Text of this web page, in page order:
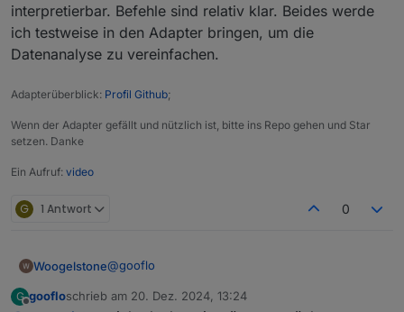
interpretierbar. Befehle sind relativ klar. Beides werde
ich testweise in den Adapter bringen, um die
Datenanalyse zu vereinfachen.
Adapterüberblick: Profil Github;
Wenn der Adapter gefällt und nützlich ist, bitte ins Repo gehen und Star
setzen. Danke
Ein Aufruf: video
G 1 Antwort 0
Woogelstone@gooflo
ich habe ja den Powerstream und als Akku den
G goofloschrieb am 20. Dez. 2024, 13:24
zuletzt editiert von